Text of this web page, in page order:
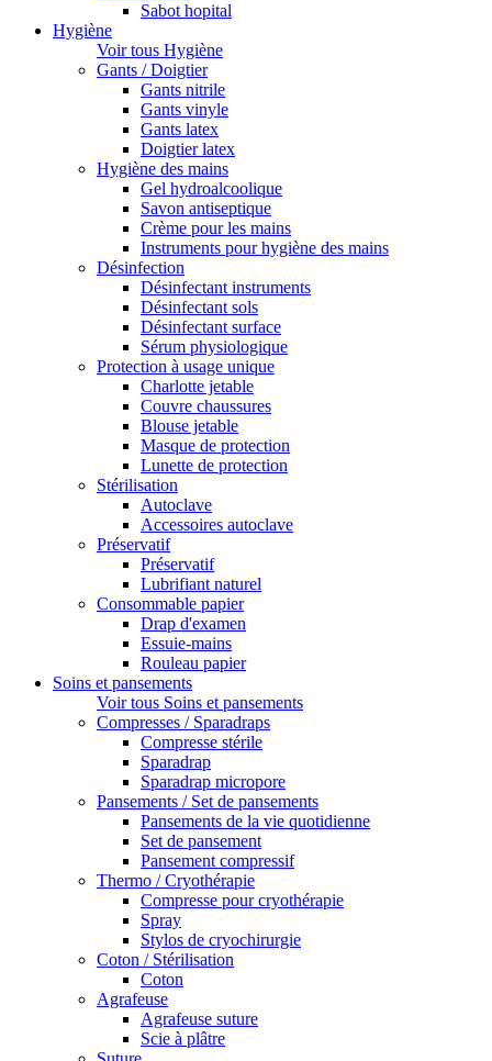
Sabot hopital
Hygiène
Voir tous Hygiène
Gants / Doigtier
Gants nitrile
Gants vinyle
Gants latex
Doigtier latex
Hygiène des mains
Gel hydroalcoolique
Savon antiseptique
Crème pour les mains
Instruments pour hygiène des mains
Désinfection
Désinfectant instruments
Désinfectant sols
Désinfectant surface
Sérum physiologique
Protection à usage unique
Charlotte jetable
Couvre chaussures
Blouse jetable
Masque de protection
Lunette de protection
Stérilisation
Autoclave
Accessoires autoclave
Préservatif
Préservatif
Lubrifiant naturel
Consommable papier
Drap d'examen
Essuie-mains
Rouleau papier
Soins et pansements
Voir tous Soins et pansements
Compresses / Sparadraps
Compresse stérile
Sparadrap
Sparadrap micropore
Pansements / Set de pansements
Pansements de la vie quotidienne
Set de pansement
Pansement compressif
Thermo / Cryothérapie
Compresse pour cryothérapie
Spray
Stylos de cryochirurgie
Coton / Stérilisation
Coton
Agrafeuse
Agrafeuse suture
Scie à plâtre